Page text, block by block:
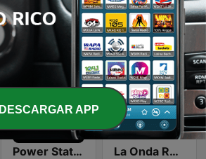
Cima 103.7 Radio WABA
Power Station Radio La Onda Reggae Radio
DESCARGAR APP